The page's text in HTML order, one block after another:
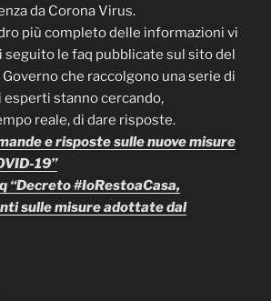
da Corona Virus.
più completo delle informazioni vi
seguito le faq pubblicate sul sito del
che raccolgono una serie di
esperti stanno cercando,
reale, di dare risposte.
e risposte sulle nuove misure
19”
“Decreto #IoRestoaCasa,
sulle misure adottate dal